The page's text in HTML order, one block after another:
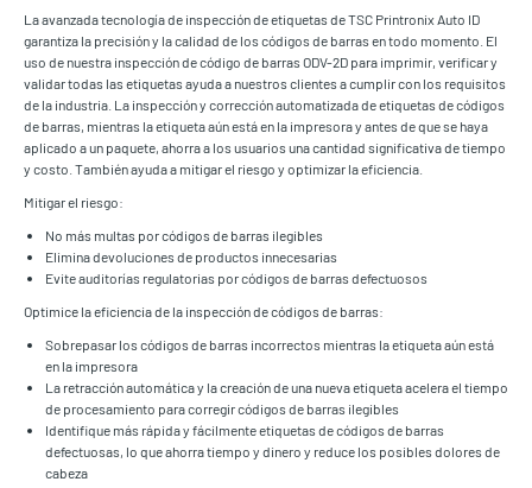
La avanzada tecnología de inspección de etiquetas de TSC Printronix Auto ID
garantiza la precisión y la calidad de los códigos de barras en todo momento. El
uso de nuestra inspección de código de barras ODV-2D para imprimir, verificar y
validar todas las etiquetas ayuda a nuestros clientes a cumplir con los requisitos
de la industria. La inspección y corrección automatizada de etiquetas de códigos
de barras, mientras la etiqueta aún está en la impresora y antes de que se haya
aplicado a un paquete, ahorra a los usuarios una cantidad significativa de tiempo
y costo. También ayuda a mitigar el riesgo y optimizar la eficiencia.
Mitigar el riesgo:
No más multas por códigos de barras ilegibles
Elimina devoluciones de productos innecesarias
Evite auditorías regulatorias por códigos de barras defectuosos
Optimice la eficiencia de la inspección de códigos de barras:
Sobrepasar los códigos de barras incorrectos mientras la etiqueta aún está
en la impresora
La retracción automática y la creación de una nueva etiqueta acelera el tiempo
de procesamiento para corregir códigos de barras ilegibles
Identifique más rápida y fácilmente etiquetas de códigos de barras
defectuosas, lo que ahorra tiempo y dinero y reduce los posibles dolores de
cabeza